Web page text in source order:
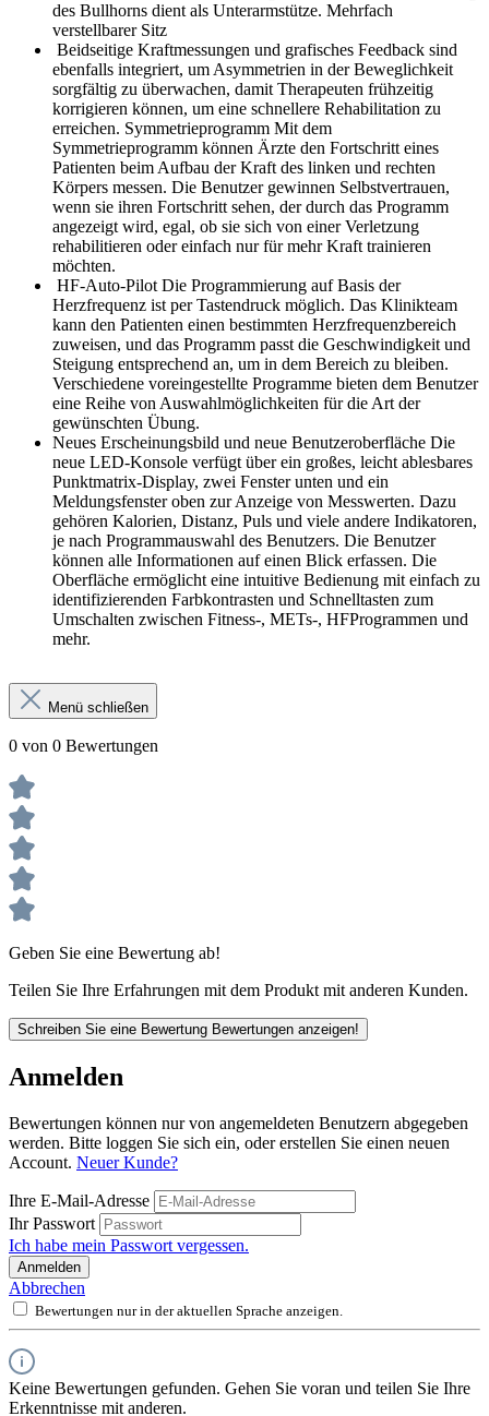
des Bullhorns dient als Unterarmstütze. Mehrfach
verstellbarer Sitz
Beidseitige Kraftmessungen und grafisches Feedback sind
ebenfalls integriert, um Asymmetrien in der Beweglichkeit
sorgfältig zu überwachen, damit Therapeuten frühzeitig
korrigieren können, um eine schnellere Rehabilitation zu
erreichen. Symmetrieprogramm Mit dem
Symmetrieprogramm können Ärzte den Fortschritt eines
Patienten beim Aufbau der Kraft des linken und rechten
Körpers messen. Die Benutzer gewinnen Selbstvertrauen,
wenn sie ihren Fortschritt sehen, der durch das Programm
angezeigt wird, egal, ob sie sich von einer Verletzung
rehabilitieren oder einfach nur für mehr Kraft trainieren
möchten.
HF-Auto-Pilot Die Programmierung auf Basis der
Herzfrequenz ist per Tastendruck möglich. Das Klinikteam
kann den Patienten einen bestimmten Herzfrequenzbereich
zuweisen, und das Programm passt die Geschwindigkeit und
Steigung entsprechend an, um in dem Bereich zu bleiben.
Verschiedene voreingestellte Programme bieten dem Benutzer
eine Reihe von Auswahlmöglichkeiten für die Art der
gewünschten Übung.
Neues Erscheinungsbild und neue Benutzeroberfläche Die
neue LED-Konsole verfügt über ein großes, leicht ablesbares
Punktmatrix-Display, zwei Fenster unten und ein
Meldungsfenster oben zur Anzeige von Messwerten. Dazu
gehören Kalorien, Distanz, Puls und viele andere Indikatoren,
je nach Programmauswahl des Benutzers. Die Benutzer
können alle Informationen auf einen Blick erfassen. Die
Oberfläche ermöglicht eine intuitive Bedienung mit einfach zu
identifizierenden Farbkontrasten und Schnelltasten zum
Umschalten zwischen Fitness-, METs-, HFProgrammen und
mehr.
Menü schließen
0 von 0 Bewertungen
Geben Sie eine Bewertung ab!
Teilen Sie Ihre Erfahrungen mit dem Produkt mit anderen Kunden.
Schreiben Sie eine Bewertung Bewertungen anzeigen!
Anmelden
Bewertungen können nur von angemeldeten Benutzern abgegeben
werden. Bitte loggen Sie sich ein, oder erstellen Sie einen neuen
Account. Neuer Kunde?
Ihre E-Mail-Adresse
Ihr Passwort
Ich habe mein Passwort vergessen.
Anmelden
Abbrechen
Bewertungen nur in der aktuellen Sprache anzeigen.
Keine Bewertungen gefunden. Gehen Sie voran und teilen Sie Ihre
Erkenntnisse mit anderen.